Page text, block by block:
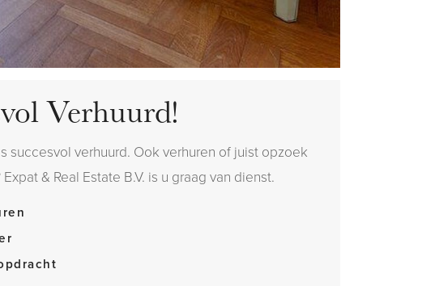
Verhuurd!
succesvol verhuurd. Ook verhuren of juist opzoek
& Real Estate B.V. is u graag van dienst.